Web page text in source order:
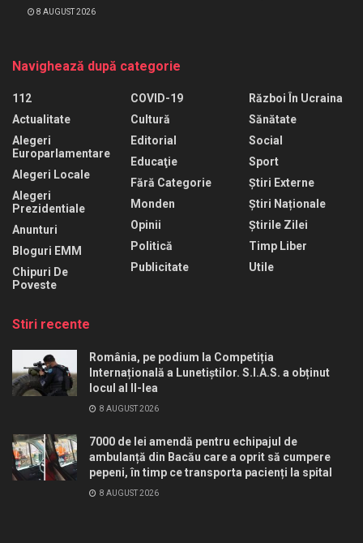
8 AUGUST 2026
Navighează după categorie
112
Actualitate
Alegeri
Europarlamentare
Alegeri Locale
Alegeri
Prezidentiale
Anunturi
Bloguri EMM
Chipuri De
Poveste
COVID-19
Cultură
Editorial
Educaţie
Fără Categorie
Monden
Opinii
Politică
Publicitate
Război În Ucraina
Sănătate
Social
Sport
Știri Externe
Știri Naționale
Știrile Zilei
Timp Liber
Utile
Stiri recente
România, pe podium la Competiția
Internațională a Lunetiștilor. S.I.A.S. a obținut
locul al II-lea
8 AUGUST 2026
7000 de lei amendă pentru echipajul de
ambulanță din Bacău care a oprit să cumpere
pepeni, în timp ce transporta pacienți la spital
8 AUGUST 2026